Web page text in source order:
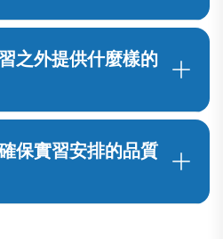
之外提供什麼樣的
保實習安排的品質